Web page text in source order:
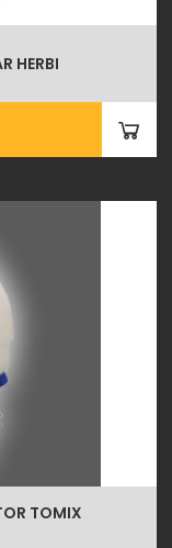
HERBI
TOMIX